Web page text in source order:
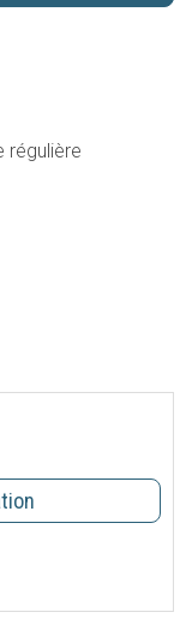
régulière